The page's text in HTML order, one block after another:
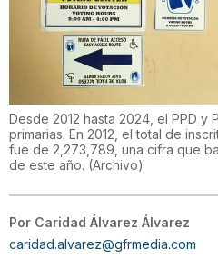
Desde 2012 hasta 2024, el PPD y
primarias. En 2012, el total de
fue de 2,273,789, una cifra que
de este año. (Archivo)
Por Caridad Álvarez Álvarez
caridad.alvarez@gfrmedia.com